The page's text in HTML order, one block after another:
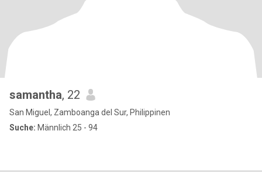
samantha, 22
San Miguel, Zamboanga del Sur, Philippinen
Suche: Männlich 25 - 94